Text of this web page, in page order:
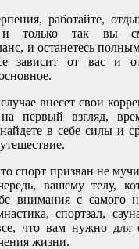
работайте,
и только так вы
и останетесь
зависит от вас и
внесет свои
первый взгляд,
в себе силы и
спорт призван не
вашему телу,
внимания с самого
спортзал,
что вам нужно для
жизни.